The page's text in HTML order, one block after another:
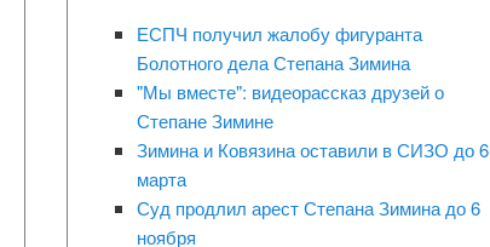
ЕСПЧ получил жалобу фигуранта
Болотного дела Степана Зимина
"Мы вместе": видеорассказ друзей о
Степане Зимине
Зимина и Ковязина оставили в СИЗО до 6
марта
Суд продлил арест Степана Зимина до 6
ноября